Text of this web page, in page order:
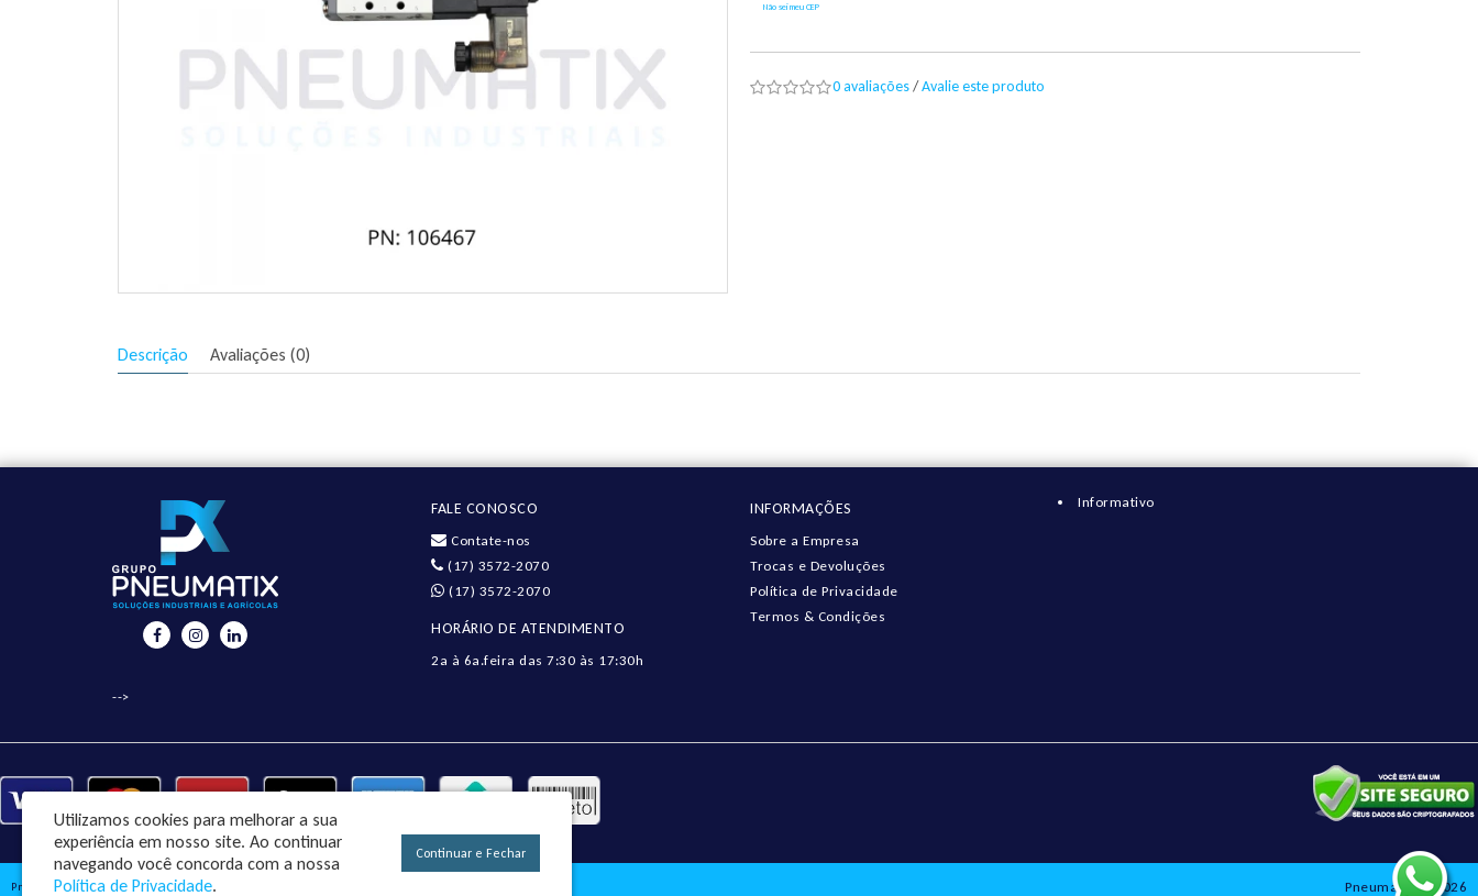
Não sei meu CEP
0 avaliações/Avalie este produto
Descrição Avaliações (0)
FALE CONOSCO
Contate-nos
(17) 3572-2070
(17) 3572-2070
HORÁRIO DE ATENDIMENTO
2a à 6a.feira das 7:30 às 17:30h
INFORMAÇÕES
Sobre a Empresa
Trocas e Devoluções
Política de Privacidade
Termos & Condições
Informativo
-->
Pneumatix Soluções Industriais Ltda - CNPJ: 18.561.656/0001-49 Pneumatix © 2026
Utilizamos cookies para melhorar a sua
experiência em nosso site. Ao continuar
navegando você concorda com a nossa
Política de Privacidade.
Continuar e Fechar